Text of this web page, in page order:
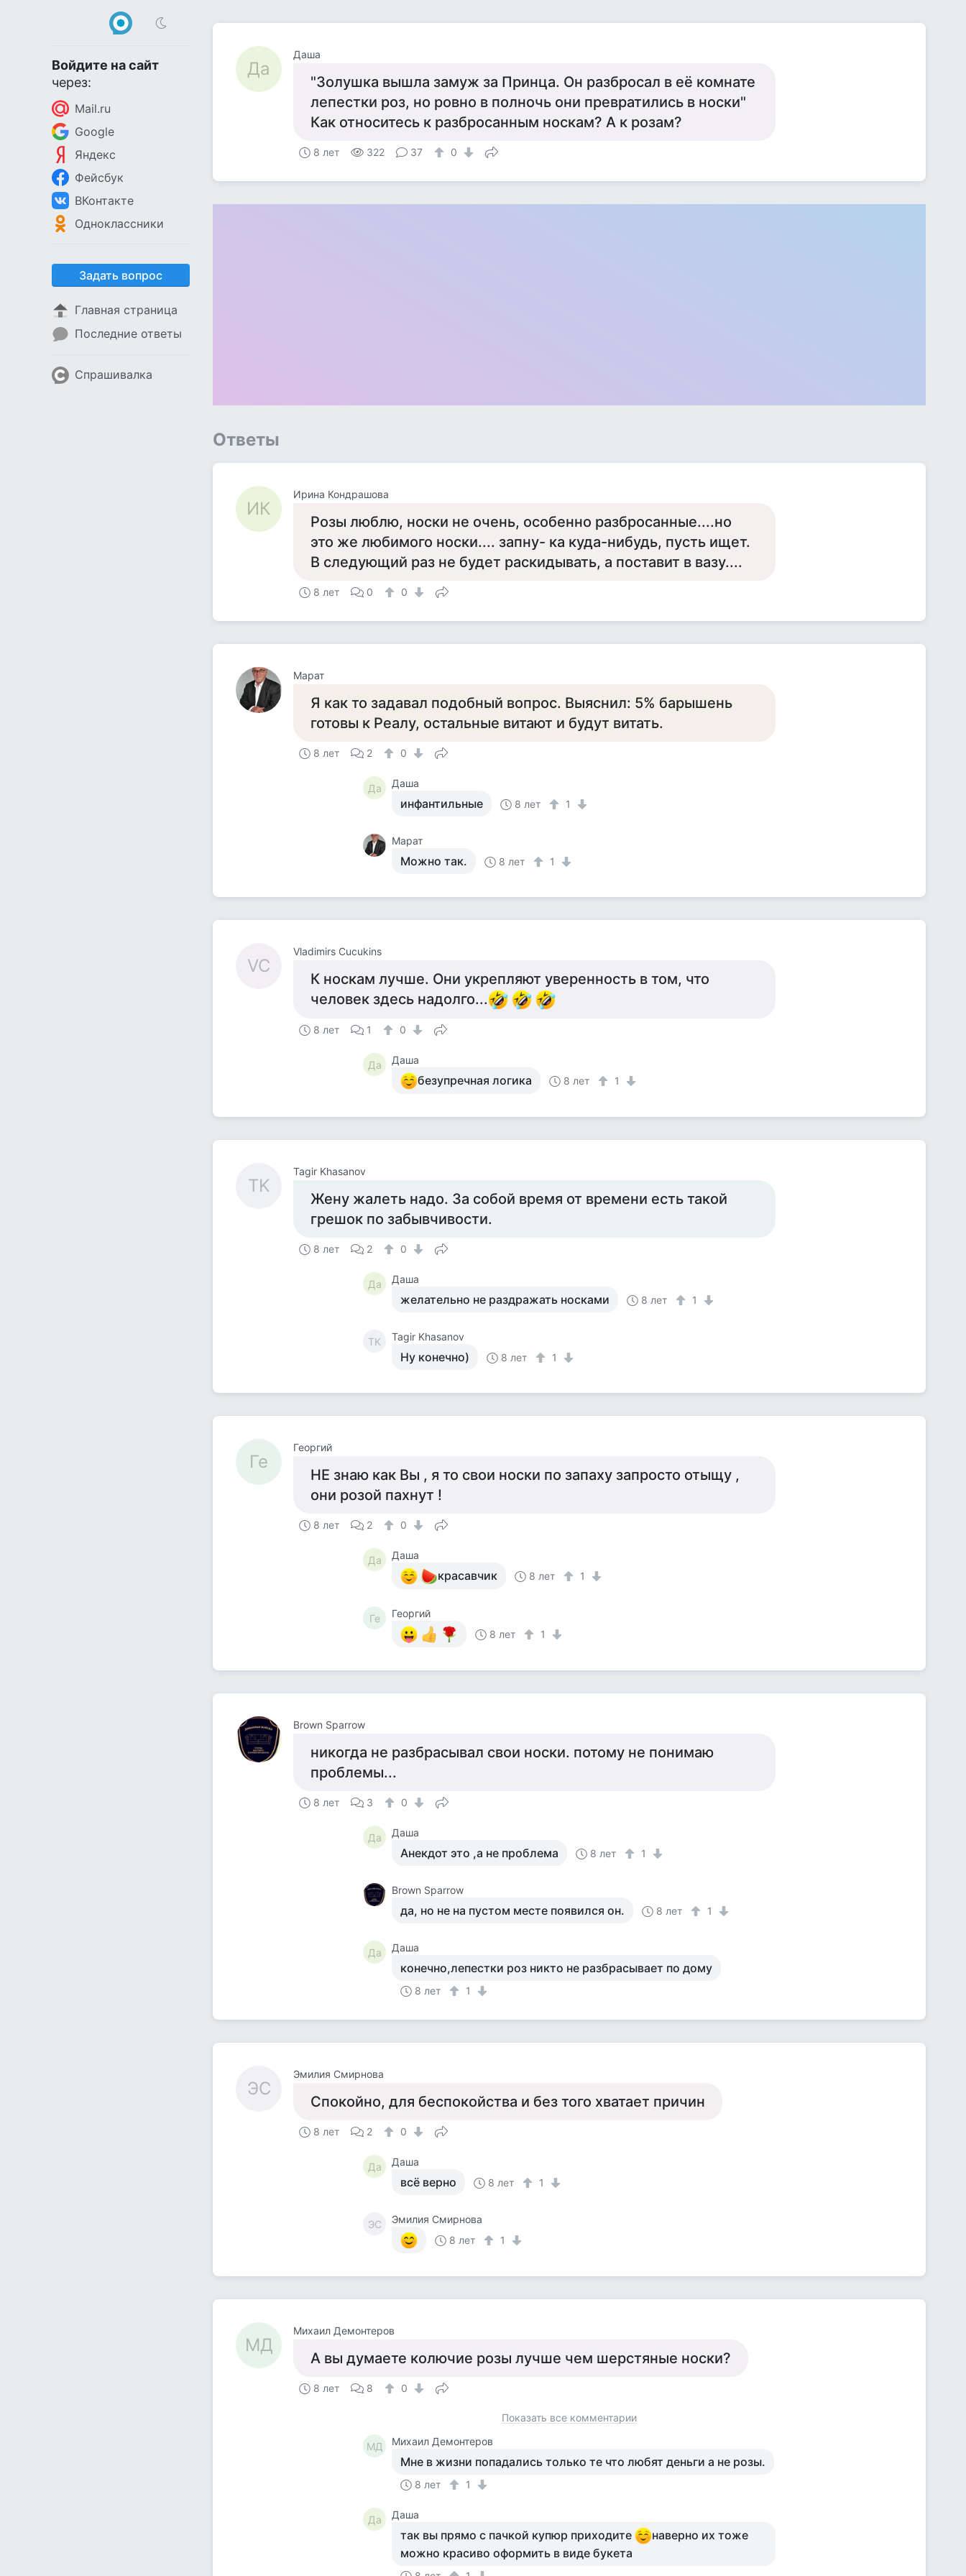
Войдите на сайт
через:
Mail.ru
Google
Яндекс
Фейсбук
ВКонтакте
Одноклассники
Задать вопрос
Главная страница
Последние ответы
Спрашивалка
Да
Даша
"Золушка вышла замуж за Принца. Он разбросал в её комнате
лепестки роз, но ровно в полночь они превратились в носки"
Как относитесь к разбросанным носкам? А к розам?
8 лет 322 37 0
Ответы
ИК
Ирина Кондрашова
Розы люблю, носки не очень, особенно разбросанные....но
это же любимого носки.... запну- ка куда-нибудь, пусть ищет.
В следующий раз не будет раскидывать, а поставит в вазу....
8 лет 0 0
Марат
Я как то задавал подобный вопрос. Выяснил: 5% барышень
готовы к Реалу, остальные витают и будут витать.
8 лет 2 0
Да Даша
инфантильные 8 лет 1
Марат
Можно так. 8 лет 1
VC
Vladimirs Cucukins
К носкам лучше. Они укрепляют уверенность в том, что
человек здесь надолго...
8 лет 1 0
Да Даша
безупречная логика 8 лет 1
TK
Tagir Khasanov
Жену жалеть надо. За собой время от времени есть такой
грешок по забывчивости.
8 лет 2 0
Да Даша
желательно не раздражать носками 8 лет 1
TK Tagir Khasanov
Ну конечно) 8 лет 1
Ге
Георгий
НЕ знаю как Вы , я то свои носки по запаху запросто отыщу ,
они розой пахнут !
8 лет 2 0
Да Даша
красавчик 8 лет 1
Ге
Георгий
8 лет
1
Brown Sparrow
никогда не разбрасывал свои носки. потому не понимаю
проблемы...
8 лет 3 0
Да Даша
Анекдот это ,а не проблема 8 лет 1
Brown Sparrow
да, но не на пустом месте появился он. 8 лет 1
Да Даша
конечно,лепестки роз никто не разбрасывает по дому
8 лет 1
ЭС
Эмилия Смирнова
Спокойно, для беспокойства и без того хватает причин
8 лет 2 0
Да Даша
всё верно 8 лет 1
ЭС
Эмилия Смирнова
8 лет
1
МД
Михаил Демонтеров
А вы думаете колючие розы лучше чем шерстяные носки?
8 лет 8 0
Показать все комментарии
МД Михаил Демонтеров
Мне в жизни попадались только те что любят деньги а не розы.
8 лет 1
Да Даша
так вы прямо с пачкой купюр приходите
наверно их тоже
можно красиво оформить в виде букета